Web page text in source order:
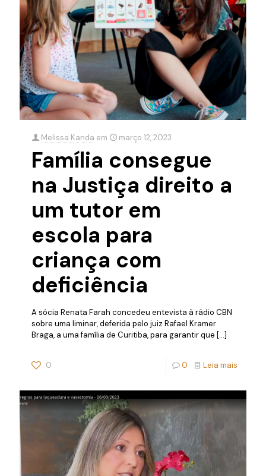
Melissa Kanda em março 12, 2023
Família consegue
na Justiça direito a
um tutor em
escola para
criança com
deficiência
A sócia Renata Farah concedeu entevista à rádio CBN
sobre uma liminar, deferida pelo juiz Rafael Kramer
Braga, a uma família de Curitiba, para garantir que […]
0 0 Leia mais